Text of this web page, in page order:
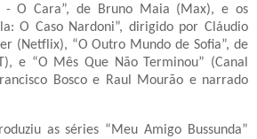
- O Cara”, de Bruno Maia (Max), e os
O Caso Nardoni”, dirigido por Cláudio
(Netflix), “O Outro Mundo de Sofia”, de
e “O Mês Que Não Terminou” (Canal
Bosco e Raul Mourão e narrado
as séries “Meu Amigo Bussunda”